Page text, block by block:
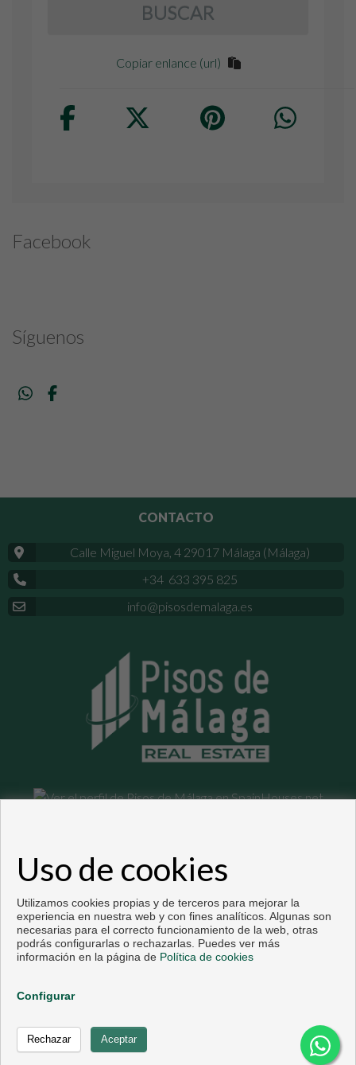
BUSCAR
Copiar enlance (url)
Facebook
Síguenos
CONTACTO
Calle Miguel Moya, 4 29017 Málaga (Málaga)
+34 633 395 825
info@pisosdemalaga.es
Copyright © 2026. Todos los derechos reservados.
Desarrollado porInmoenter.Aviso legal|Política de privacidad
Uso de cookies
Utilizamos cookies propias y de terceros para mejorar la
experiencia en nuestra web y con fines analíticos. Algunas son
necesarias para el correcto funcionamiento de la web, otras
podrás configurarlas o rechazarlas. Puedes ver más
información en la página de Política de cookies
Configurar